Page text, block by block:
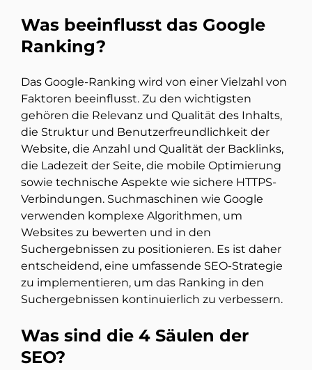
Was beeinflusst das Google
Ranking?
Das Google-Ranking wird von einer Vielzahl von
Faktoren beeinflusst. Zu den wichtigsten
gehören die Relevanz und Qualität des Inhalts,
die Struktur und Benutzerfreundlichkeit der
Website, die Anzahl und Qualität der Backlinks,
die Ladezeit der Seite, die mobile Optimierung
sowie technische Aspekte wie sichere HTTPS-
Verbindungen. Suchmaschinen wie Google
verwenden komplexe Algorithmen, um
Websites zu bewerten und in den
Suchergebnissen zu positionieren. Es ist daher
entscheidend, eine umfassende SEO-Strategie
zu implementieren, um das Ranking in den
Suchergebnissen kontinuierlich zu verbessern.
Was sind die 4 Säulen der
SEO?